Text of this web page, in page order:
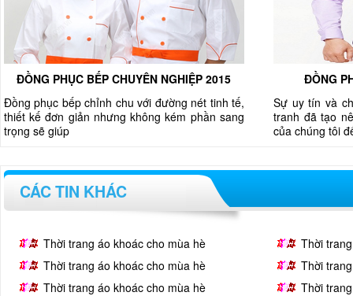
ĐỒNG PHỤC BẾP CHUYÊN NGHIỆP 2015
Đồng phục bếp chỉnh chu với đường nét tinh tế,
thiết kế đơn giản nhưng không kém phần sang
trọng sẽ giúp
ĐỒNG
Sự uy tín và
tranh đã tạo
của chúng tôi
CÁC TIN KHÁC
Thời trang áo khoác cho mùa hè
Thời
Thời trang áo khoác cho mùa hè
Thời
Thời trang áo khoác cho mùa hè
Thời